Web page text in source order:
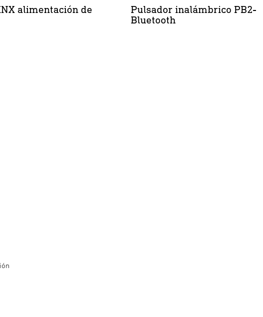
alimentación de
Pulsador inalámbrico PB2-
Bluetooth